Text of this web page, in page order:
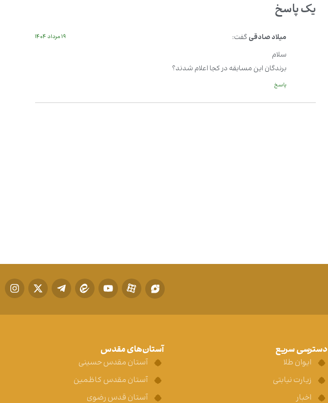
یک پاسخ
میلاد صادقیگفت: ۱۹ مرداد ۱۴۰۴
سلام
برندگان این مسابقه در کجا اعلام شدند؟
پاسخ
دسترسی سریع
ایوان طلا
زیارت نیابتی
اخبار
آستان‌های مقدس
آستان مقدس حسینی
آستان مقدس کاظمین
آستان قدس رضوی